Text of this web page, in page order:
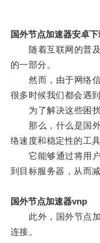
国外节点加速器安卓下
随着互联网的普及
的一部分。
然而，由于网络信
很多时候我们都会遇
为了解决这些困扰
那么，什么是国外
络速度和稳定性的工具
它能够通过将用户
到目标服务器，从而
国外节点加速器vnp
此外，国外节点加
连接。